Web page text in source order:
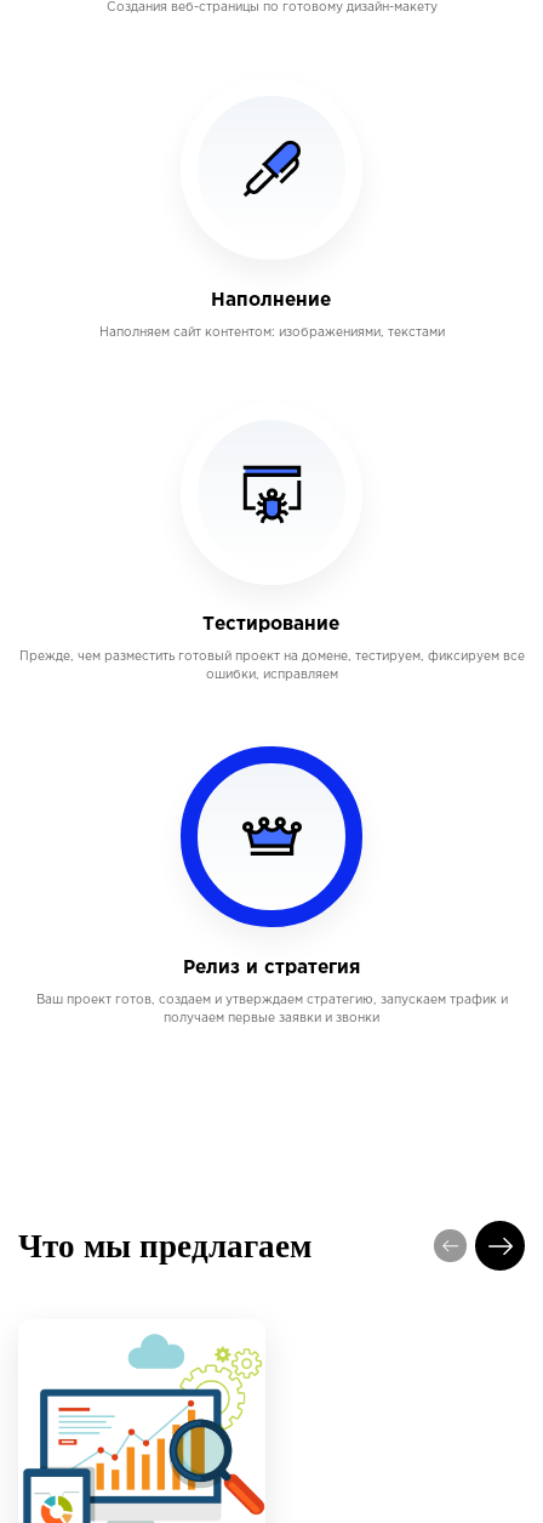
Создания веб-страницы по готовому дизайн-макету
Наполнение
Наполняем сайт контентом: изображениями, текстами
Тестирование
Прежде, чем разместить готовый проект на домене, тестируем, фиксируем все
ошибки, исправляем
Релиз и стратегия
Ваш проект готов, создаем и утверждаем стратегию, запускаем трафик и
получаем первые заявки и звонки
Что мы предлагаем